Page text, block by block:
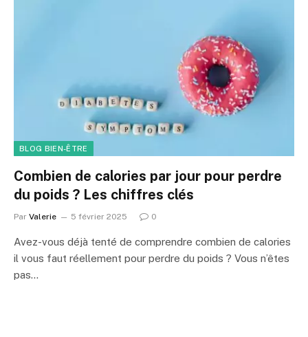
BLOG BIEN-ÊTRE
Combien de calories par jour pour perdre
du poids ? Les chiffres clés
Par Valerie 5 février 2025 0
Avez-vous déjà tenté de comprendre combien de calories
il vous faut réellement pour perdre du poids ? Vous n’êtes
pas…